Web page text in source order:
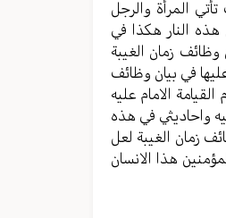
المرأة والرجل
النار هكذا في
زمان الغيبة
في بيان وظائف
الامام عليه
واحاديثي في هذه
زمان الغيبة لعل
هذا الانسان